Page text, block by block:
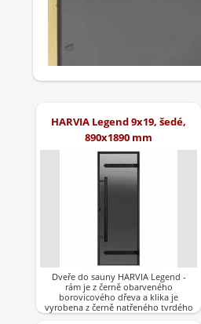
HARVIA Legend 9x19, šedé,
890x1890 mm
Dveře do sauny HARVIA Legend -
rám je z černě obarveného
borovicového dřeva a klika je
vyrobena z černě natřeného tvrdého
dřeva.Barva…